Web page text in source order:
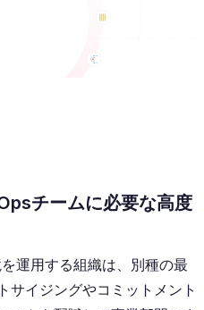
チームに必要な高度
運用する組織は、別種の最
サイジングやコミットメント